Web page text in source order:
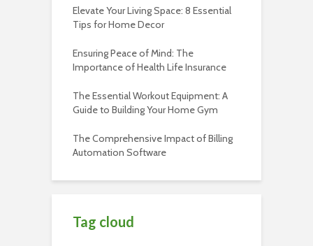
Elevate Your Living Space: 8 Essential
Tips for Home Decor
Ensuring Peace of Mind: The
Importance of Health Life Insurance
The Essential Workout Equipment: A
Guide to Building Your Home Gym
The Comprehensive Impact of Billing
Automation Software
Tag cloud